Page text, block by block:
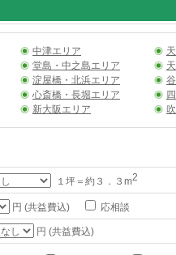
中津エリア
堂島・中之島エリア
淀屋橋・北浜エリア
心斎橋・長堀エリア
新大阪エリア
１坪＝約３．３m2
円 (共益費込) 応相談
円 (共益費込)